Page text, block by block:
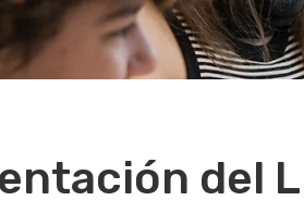
del